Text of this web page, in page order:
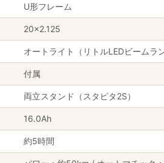
U形フレーム
20×2.125
オートライト（リトルLEDビームラ
付属
両立スタンド（スタピタ2S）
16.0Ah
約5時間